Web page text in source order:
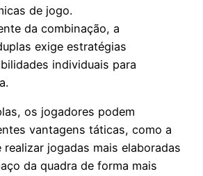
de jogo.
da combinação, a
exige estratégias
individuais para
os jogadores podem
vantagens táticas, como a
jogadas mais elaboradas
da quadra de forma mais